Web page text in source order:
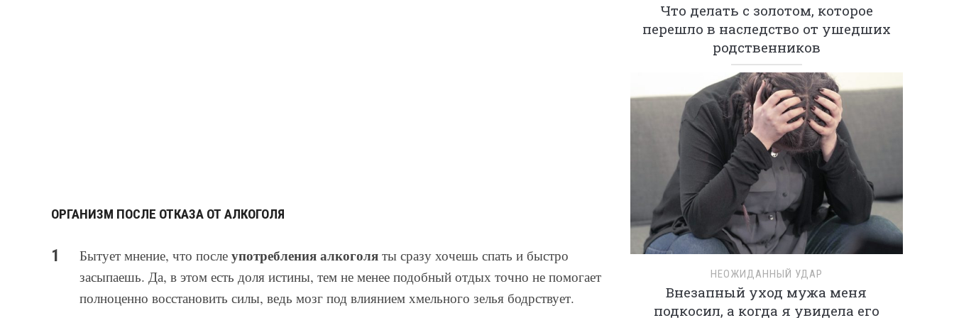
ОРГАНИЗМ ПОСЛЕ ОТКАЗА ОТ АЛКОГОЛЯ
Бытует мнение, что после употребления алкоголя ты сразу хочешь спать и быстро
засыпаешь. Да, в этом есть доля истины, тем не менее подобный отдых точно не помогает
полноценно восстановить силы, ведь мозг под влиянием хмельного зелья бодрствует.
Что делать с золотом, которое
перешло в наследство от ушедших
родственников
НЕОЖИДАННЫЙ УДАР
Внезапный уход мужа меня
подкосил, а когда я увидела его